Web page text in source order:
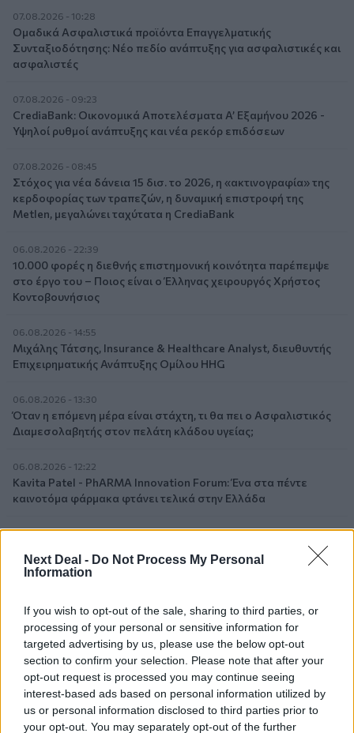
Next Deal - Do Not Process My Personal
Information
If you wish to opt-out of the sale, sharing to third parties, or
processing of your personal or sensitive information for
targeted advertising by us, please use the below opt-out
section to confirm your selection. Please note that after your
opt-out request is processed you may continue seeing
interest-based ads based on personal information utilized by
us or personal information disclosed to third parties prior to
your opt-out. You may separately opt-out of the further
07.08.2026 - 10:28
Ομαδικά Ασφαλιστικά προϊόντα Επαγγελματικής
Συνταξιοδότησης: Νέο πεδίο ανάπτυξης για ασφαλιστικές και
ασφαλιστές
07.08.2026 - 09:23
CrediaBank: Οικονομικά Αποτελέσματα A’ Εξαμήνου 2026 -
Υψηλοί ρυθμοί ανάπτυξης και νέα ρεκόρ επιδόσεων
07.08.2026 - 08:45
Στόχος για νέα δάνεια 15 δισ. το 2026, η «ακτινογραφία» της
κερδοφορίας των τραπεζών, η δυναμική επιστροφή της
Metlen, μεγαλώνει ταχύτατα η CrediaBank
06.08.2026 - 22:39
10.000 φορές η διεθνής επιστημονική κοινότητα παρέπεμψε
στο έργο του – Ποιος είναι ο Έλληνας χειρουργός Χρήστος
Κοντοβουνήσιος
06.08.2026 - 14:55
Μιχάλης Τάτσης, Insurance & Healthcare Analyst, διευθυντής
Επιχειρηματικής Ανάπτυξης Ομίλου HHG
06.08.2026 - 13:30
Όταν η επόμενη μέρα είναι στάχτη, τι θα πει ο Ασφαλιστικός
Διαμεσολαβητής στον πελάτη κλάδου υγείας;
06.08.2026 - 12:22
Kavita Patel - PhARMA Innovation Forum: Ένα στα πέντε
καινοτόμα φάρμακα φτάνει τελικά στην Ελλάδα
06.08.2026 - 11:37
Μείωση ασφαλιστικών εισφορών ύψους 240 εκατ. ευρώ
ζητούν οι έμποροι από την Κυβέρνηση
Ευρώπη: Μπορεί η κλιματική αλλαγή να οδηγήσει σε
ενεργειακή κρίση;
06.08.2026 - 09:15
Στέλιος Λιανός – INTERAMERICAN / Αθηναϊκή Γενική Κλινική
06.08.2026 - 08:40